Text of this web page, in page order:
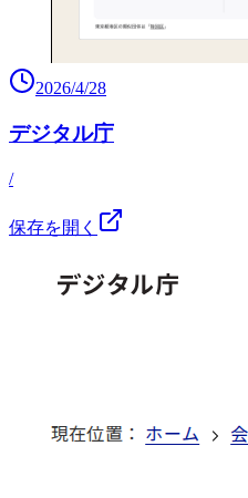
2026/4/28
デジタル庁
/
保存を開く